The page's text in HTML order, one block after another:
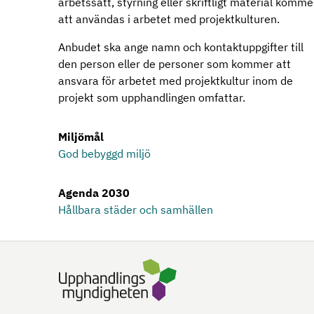
att användas i arbetet med projektkulturen.
Anbudet ska ange namn och kontaktuppgifter till
den person eller de personer som kommer att
ansvara för arbetet med projektkultur inom de
projekt som upphandlingen omfattar.
Miljömål
God bebyggd miljö
Agenda 2030
Hållbara städer och samhällen